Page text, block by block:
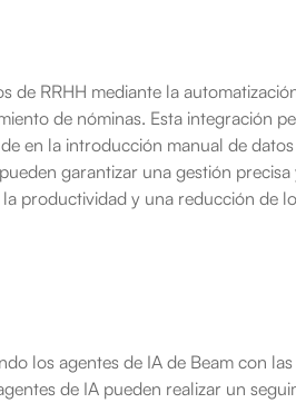
de RRHH mediante la
de nóminas. Esta integración
en la introducción manual de
garantizar una gestión
productividad y una reducción de
los agentes de IA de Beam con
de IA pueden realizar un